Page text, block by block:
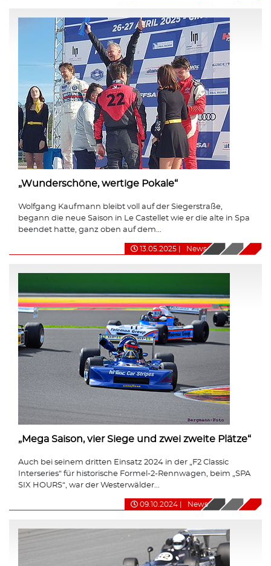
„Wunderschöne, wertige Pokale“
Wolfgang Kaufmann bleibt voll auf der Siegerstraße,
begann die neue Saison in Le Castellet wie er die alte in Spa
beendet hatte, ganz oben auf dem...
13.05.2025 News
„Mega Saison, vier Siege und zwei zweite Plätze“
Auch bei seinem dritten Einsatz 2024 in der „F2 Classic
Interseries“ für historische Formel-2-Rennwagen, beim „SPA
SIX HOURS“, war der Westerwälder...
09.10.2024 News